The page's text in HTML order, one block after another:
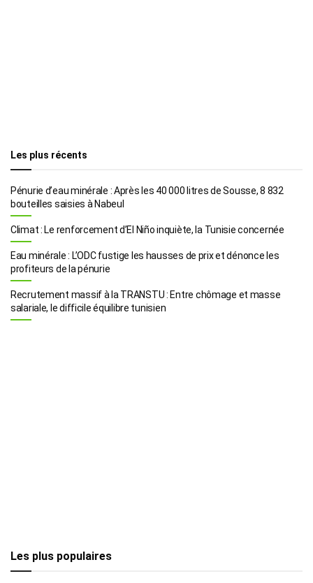
Les plus récents
Pénurie d’eau minérale : Après les 40 000 litres de Sousse, 8 832
bouteilles saisies à Nabeul
Climat : Le renforcement d’El Niño inquiète, la Tunisie concernée
Eau minérale : L’ODC fustige les hausses de prix et dénonce les
profiteurs de la pénurie
Recrutement massif à la TRANSTU : Entre chômage et masse
salariale, le difficile équilibre tunisien
Les plus populaires